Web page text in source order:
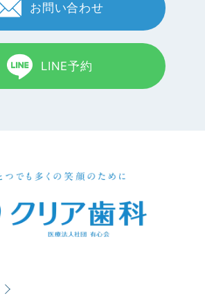
お問い合わせ
LINE予約